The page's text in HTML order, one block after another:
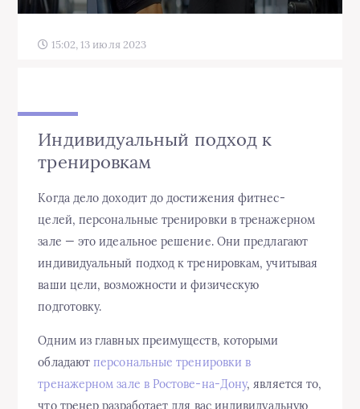
15:02, 13 июля 2023
Индивидуальный подход к
тренировкам
Когда дело доходит до достижения фитнес-
целей, персональные тренировки в тренажерном
зале — это идеальное решение. Они предлагают
индивидуальный подход к тренировкам, учитывая
ваши цели, возможности и физическую
подготовку.
Одним из главных преимуществ, которыми
обладаютперсональные тренировки в
тренажерном зале в Ростове-на-Дону, является то,
что тренер разработает для вас индивидуальную